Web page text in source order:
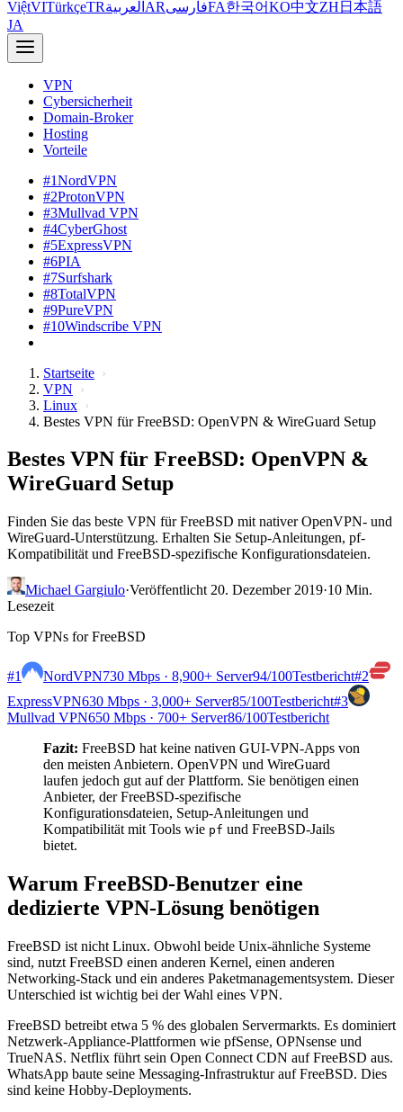
ViệtVITürkçeTRالعربية ARفارسیFA한국어KO中文ZH 日本語
JA
VPN
Cybersicherheit
Domain-Broker
Hosting
Vorteile
#1NordVPN
#2ProtonVPN
#3Mullvad VPN
#4CyberGhost
#5ExpressVPN
#6PIA
#7Surfshark
#8TotalVPN
#9PureVPN
#10Windscribe VPN
Startseite
VPN
Linux
Bestes VPN für FreeBSD: OpenVPN & WireGuard Setup
Bestes VPN für FreeBSD: OpenVPN &
WireGuard Setup
Finden Sie das beste VPN für FreeBSD mit nativer OpenVPN- und
WireGuard-Unterstützung. Erhalten Sie Setup-Anleitungen, pf-
Kompatibilität und FreeBSD-spezifische Konfigurationsdateien.
Michael Gargiulo·Veröffentlicht 20. Dezember 2019·10 Min.
Lesezeit
Top VPNs for FreeBSD
#1 NordVPN730 Mbps · 8,900+ Server94/100Testbericht#2
ExpressVPN630 Mbps · 3,000+ Server85/100Testbericht#3
Mullvad VPN650 Mbps · 700+ Server86/100Testbericht
Fazit: FreeBSD hat keine nativen GUI-VPN-Apps von
den meisten Anbietern. OpenVPN und WireGuard
laufen jedoch gut auf der Plattform. Sie benötigen einen
Anbieter, der FreeBSD-spezifische
Konfigurationsdateien, Setup-Anleitungen und
Kompatibilität mit Tools wie pf und FreeBSD-Jails
bietet.
Warum FreeBSD-Benutzer eine
dedizierte VPN-Lösung benötigen
FreeBSD ist nicht Linux. Obwohl beide Unix-ähnliche Systeme
sind, nutzt FreeBSD einen anderen Kernel, einen anderen
Networking-Stack und ein anderes Paketmanagementsystem. Dieser
Unterschied ist wichtig bei der Wahl eines VPN.
FreeBSD betreibt etwa 5 % des globalen Servermarkts. Es dominiert
Netzwerk-Appliance-Plattformen wie pfSense, OPNsense und
TrueNAS. Netflix führt sein Open Connect CDN auf FreeBSD aus.
WhatsApp baute seine Messaging-Infrastruktur auf FreeBSD. Dies
sind keine Hobby-Deployments.